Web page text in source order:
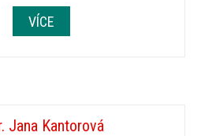
VÍCE
Jana Kantorová